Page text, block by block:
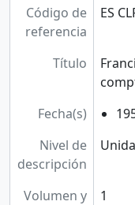
Código de
referencia
ES
Título
Fecha(s)
Nivel de
descripción
Volumen y
1